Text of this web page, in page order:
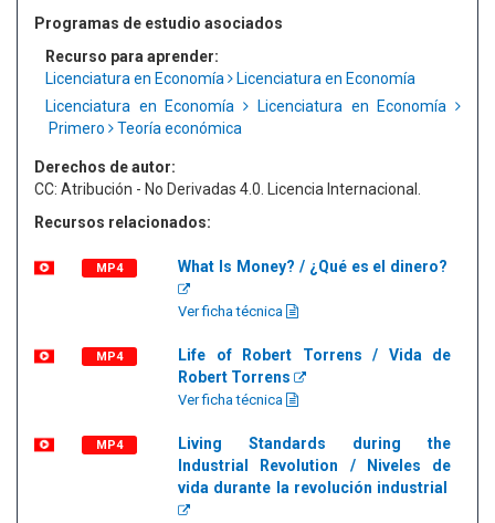
Programas de estudio asociados
Recurso para aprender:
Licenciatura en Economía
Licenciatura en Economía
Licenciatura en Economía
Licenciatura en Economía
Primero
Teoría económica
Derechos de autor:
CC: Atribución - No Derivadas 4.0. Licencia Internacional.
Recursos relacionados:
MP4 What Is Money? / ¿Qué es el dinero?
Ver ficha técnica
MP4
Life of Robert Torrens / Vida de
Robert Torrens
Ver ficha técnica
MP4
Living Standards during the
Industrial Revolution / Niveles de
vida durante la revolución industrial